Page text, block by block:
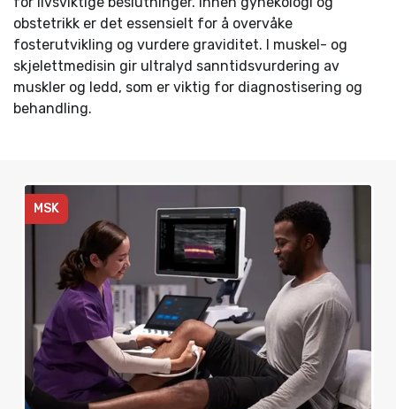
obstetrikk er det essensielt for å overvåke
fosterutvikling og vurdere graviditet. I muskel- og
skjelettmedisin gir ultralyd sanntidsvurdering av
muskler og ledd, som er viktig for diagnostisering og
behandling.
MSK